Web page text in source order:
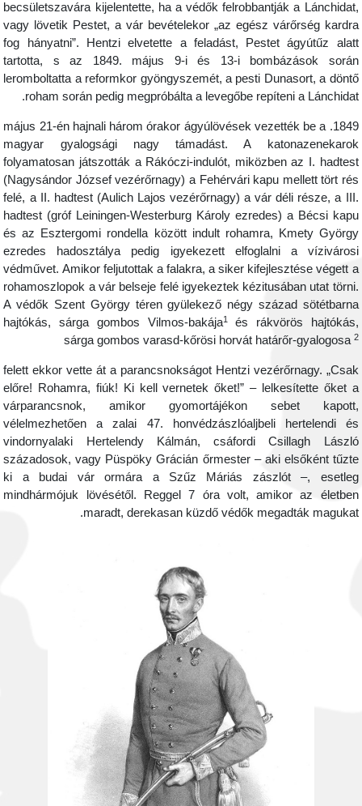
becsületszavára kijelentette, ha a védők felrobbantják a
vagy lövetik Pestet, a vár bevételekor „az egész várőrség
fog hányatni”. Hentzi elvetette a feladást, Pestet ágyútűz
tartotta, s az 1849. május 9-i és 13-i bombázások
leromboltatta a reformkor gyöngyszemét, a pesti Dunasort, a
roham során pedig megpróbálta a levegőbe repíteni a
1849. május 21-én hajnali három órakor ágyúlövések vezették be a
magyar gyalogsági nagy támadást. A
folyamatosan játszották a Rákóczi-indulót, miközben az I.
(Nagysándor József vezérőrnagy) a Fehérvári kapu mellett tört
felé, a II. hadtest (Aulich Lajos vezérőrnagy) a vár déli része, a
hadtest (gróf Leiningen-Westerburg Károly ezredes) a Bécsi
és az Esztergomi rondella között indult rohamra, Kmety
ezredes hadosztálya pedig igyekezett elfoglalni a
védművet. Amikor feljutottak a falakra, a siker kifejlesztése végett
rohamoszlopok a vár belseje felé igyekeztek kézitusában utat
A védők Szent György téren gyülekező négy század
hajtókás, sárga gombos Vilmos-bakája és rákvörös
sárga gombos varasd-kőrösi horvát határőr-gyalogosa
felett ekkor vette át a parancsnokságot Hentzi vezérőrnagy.
előre! Rohamra, fiúk! Ki kell vernetek őket!” – lelkesítette őket
várparancsnok, amikor gyomortájékon sebet
vélelmezhetően a zalai 47. honvédzászlóaljbeli hertelendi
vindornyalaki Hertelendy Kálmán, csáfordi Csillagh
századosok, vagy Püspöky Grácián őrmester – aki elsőként
ki a budai vár ormára a Szűz Máriás zászlót –,
mindhármójuk lövésétől. Reggel 7 óra volt, amikor az
maradt, derekasan küzdő védők megadták